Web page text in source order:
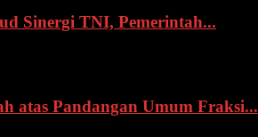
Sinergi TNI, Pemerintah...
atas Pandangan Umum Fraksi...